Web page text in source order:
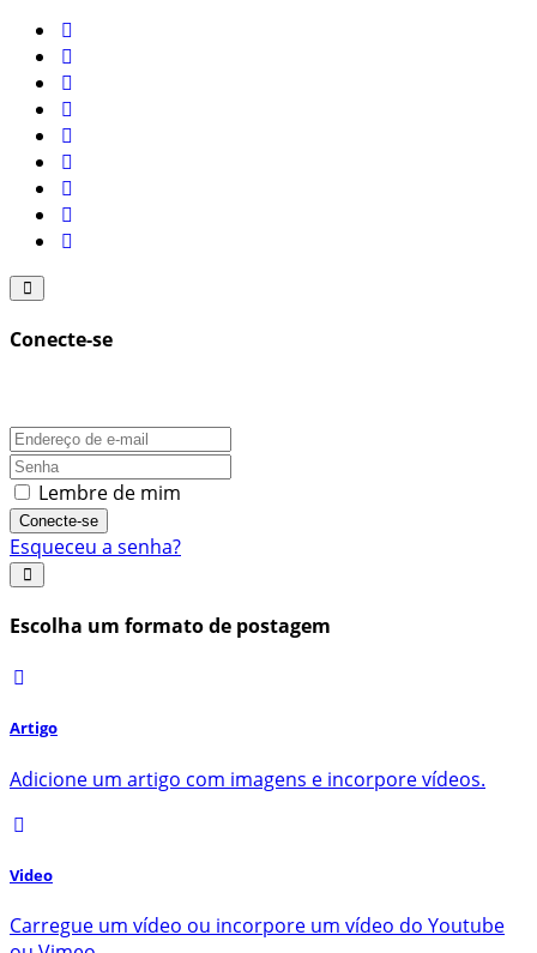
Conecte-se
Lembre de mim
Conecte-se
Esqueceu a senha?
Escolha um formato de postagem
Artigo
Adicione um artigo com imagens e incorpore vídeos.
Video
Carregue um vídeo ou incorpore um vídeo do Youtube